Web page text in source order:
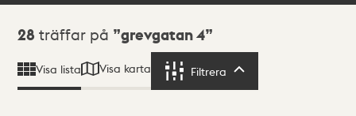
Sökresultat
28 träffar på grevgatan 4
Visa lista Visa karta Filtrera